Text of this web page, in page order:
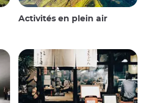
Activités en plein air